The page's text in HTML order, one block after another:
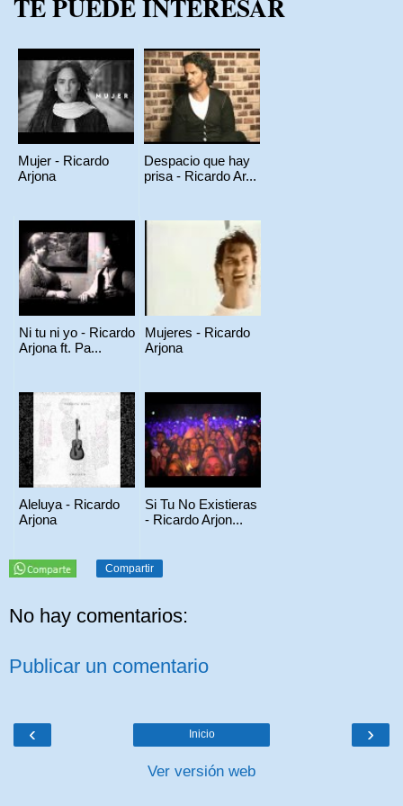
TE PUEDE INTERESAR
Mujer - Ricardo
Arjona
Despacio que hay
prisa - Ricardo Ar...
Ni tu ni yo - Ricardo
Arjona ft. Pa...
Mujeres - Ricardo
Arjona
Aleluya - Ricardo
Arjona
Si Tu No Existieras
- Ricardo Arjon...
Compartir
No hay comentarios:
Publicar un comentario
‹ ›
Inicio
Ver versión web